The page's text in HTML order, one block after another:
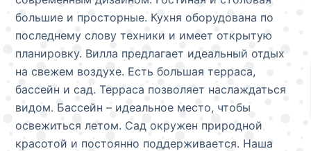
большие и просторные. Кухня оборудована по
последнему слову техники и имеет открытую
планировку. Вилла предлагает идеальный отдых
на свежем воздухе. Есть большая терраса,
бассейн и сад. Терраса позволяет наслаждаться
видом. Бассейн – идеальное место, чтобы
освежиться летом. Сад окружен природной
красотой и постоянно поддерживается. Наша